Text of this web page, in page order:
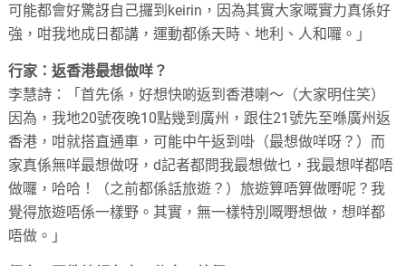
可能都會好驚訝自己攞到keirin，因為其實大家嘅實力真係好
強，咁我地成日都講，運動都係天時、地利、人和囉。」
行家：返香港最想做咩？
李慧詩：「首先係，好想快啲返到香港喇～（大家明住笑）
因為，我地20號夜晚10點幾到廣州，跟住21號先至喺廣州返
香港，咁就搭直通車，可能中午返到啩（最想做咩呀？）而
家真係無咩最想做呀，d記者都問我最想做乜，我最想咩都唔
做囉，哈哈！（之前都係話旅遊？）旅遊算唔算做嘢呢？我
覺得旅遊唔係一樣野。其實，無一樣特別嘅嘢想做，想咩都
唔做。」